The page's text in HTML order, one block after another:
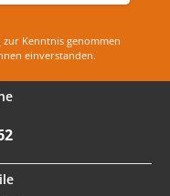
zur Kenntnis genommen
einverstanden.